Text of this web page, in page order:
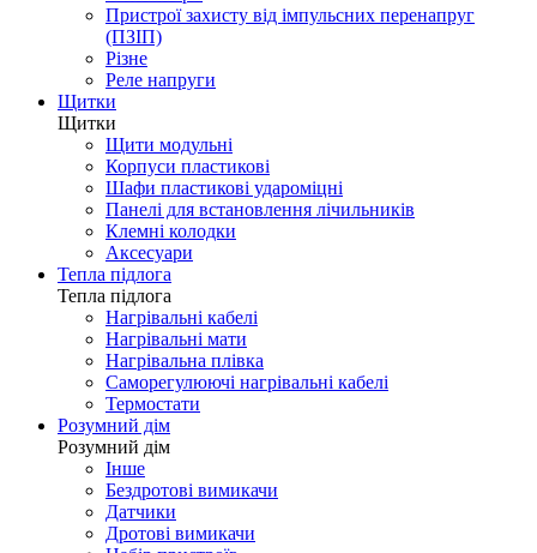
Пристрої захисту від імпульсних перенапруг
(ПЗІП)
Різне
Реле напруги
Щитки
Щитки
Щити модульні
Корпуси пластикові
Шафи пластикові удароміцні
Панелі для встановлення лічильників
Клемні колодки
Аксесуари
Тепла підлога
Тепла підлога
Нагрівальні кабелі
Нагрівальні мати
Нагрівальна плівка
Саморегулюючі нагрівальні кабелі
Термостати
Розумний дім
Розумний дім
Інше
Бездротові вимикачи
Датчики
Дротові вимикачи